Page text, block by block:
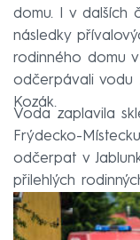
domu. I v dalších
následky
rodinného domu
odčerpávali vodu
Kozák.
Voda zaplavila
Frýdecko-
odčerpat v
přilehlých